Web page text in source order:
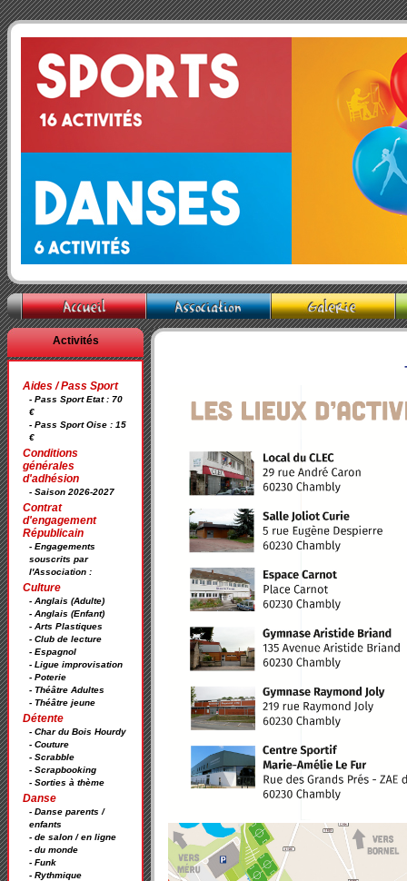
Activités
Aides / Pass Sport
- Pass Sport Etat : 70
€
- Pass Sport Oise : 15
€
Conditions
générales
d'adhésion
- Saison 2026-2027
Contrat
d'engagement
Républicain
- Engagements
souscrits par
l'Association :
Culture
- Anglais (Adulte)
- Anglais (Enfant)
- Arts Plastiques
- Club de lecture
- Espagnol
- Ligue improvisation
- Poterie
- Théâtre Adultes
- Théâtre jeune
Détente
- Char du Bois Hourdy
- Couture
- Scrabble
- Scrapbooking
- Sorties à thème
Danse
- Danse parents /
enfants
- de salon / en ligne
- du monde
- Funk
- Rythmique